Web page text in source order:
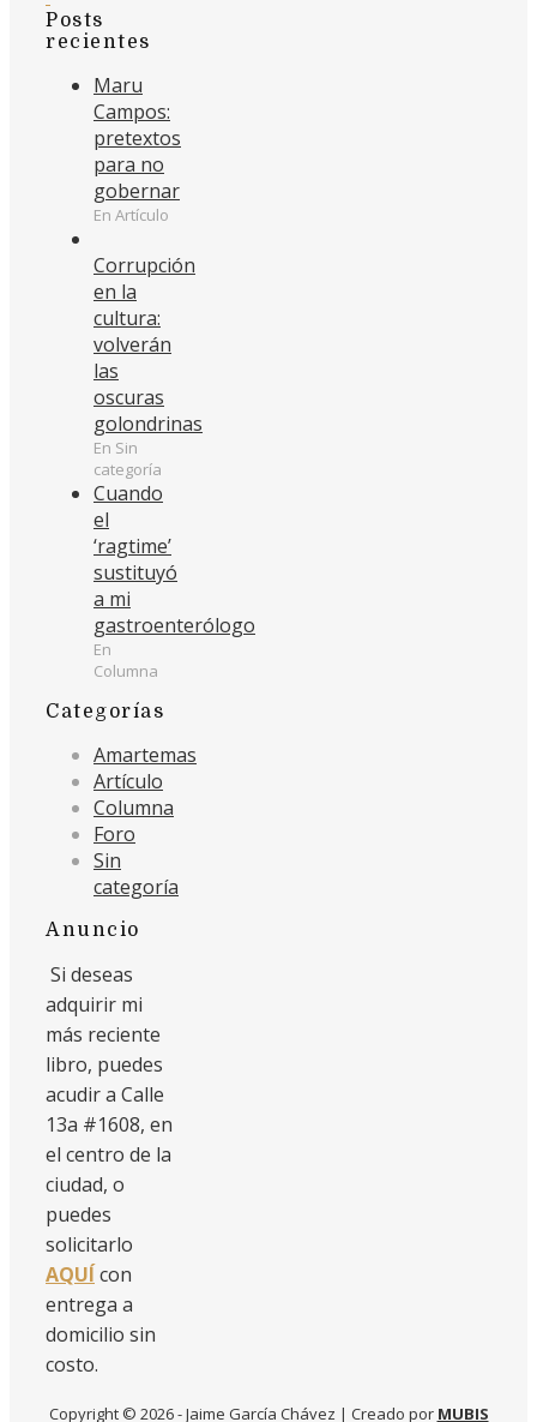
Posts
recientes
Maru
Campos:
pretextos
para no
gobernar
En Artículo
Corrupción
en la
cultura:
volverán
las
oscuras
golondrinas
En Sin
categoría
Cuando
el
‘ragtime’
sustituyó
a mi
gastroenterólogo
En
Columna
Categorías
Amartemas
Artículo
Columna
Foro
Sin
categoría
Anuncio
Si deseas
adquirir mi
más reciente
libro, puedes
acudir a Calle
13a #1608, en
el centro de la
ciudad, o
puedes
solicitarlo
AQUÍcon
entrega a
domicilio sin
costo.
Copyright © 2026 - Jaime García Chávez | Creado por MUBIS